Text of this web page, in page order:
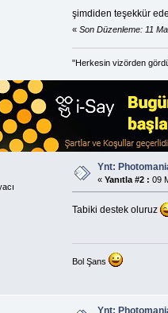
şimdiden teşekkür
« Son Düzenleme: 11
"Herkesin vizörden
Ynt:
« Yanıtla #2 : 09
Tabiki destek oluruz
Bol Şans